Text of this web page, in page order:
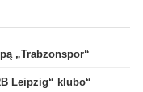
„Trabzonspor“
Leipzig“ klubo“